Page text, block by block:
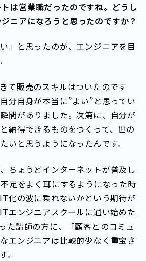
は営業職だったのですね。どうし
ニアになろうと思ったのですか？
」と思ったのが、エンジニアを目
て販売のスキルはついたのです
分自身が本当に”よい”と思ってい
間がありました。次第に、自分が
納得できるものをつくって、世の
いと思うようになったんです。
ちょうどインターネットが普及し
足をよく耳にするようになった時
化の波に乗れないかという期待が
エンジニアスクールに通い始めた
た講師の方に、「顧客とのコミュ
エンジニアは比較的少なく重宝さ
。